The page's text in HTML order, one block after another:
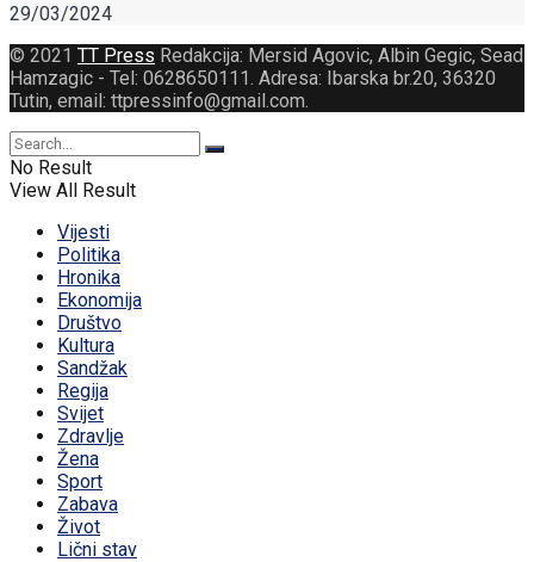
29/03/2024
© 2021 TT Press Redakcija: Mersid Agovic, Albin Gegic, Sead
Hamzagic - Tel: 0628650111. Adresa: Ibarska br.20, 36320
Tutin, email: ttpressinfo@gmail.com.
No Result
View All Result
Vijesti
Politika
Hronika
Ekonomija
Društvo
Kultura
Sandžak
Regija
Svijet
Zdravlje
Žena
Sport
Zabava
Život
Lični stav